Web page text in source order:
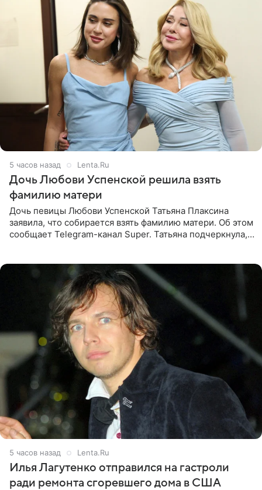
5 часов назад Lenta.Ru
Дочь Любови Успенской решила взять
фамилию матери
Дочь певицы Любови Успенской Татьяна Плаксина
заявила, что собирается взять фамилию матери. Об этом
сообщает Telegram-канал Super. Татьяна подчеркнула,
5 часов назад Lenta.Ru
Илья Лагутенко отправился на гастроли
ради ремонта сгоревшего дома в США